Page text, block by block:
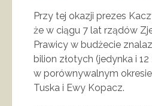
Przy tej okazji prezes
że w ciągu 7 lat rządów
Prawicy w budżecie
bilion złotych (jedynka i
w porównywalnym
Tuska i Ewy Kopacz.